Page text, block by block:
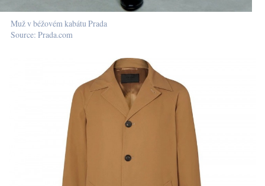
Muž v béžovém kabátu Prada
Source: Prada.com